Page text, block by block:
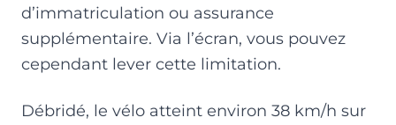
d’immatriculation ou assurance
supplémentaire. Via l’écran, vous pouvez
cependant lever cette limitation.
Débridé, le vélo atteint environ 38 km/h sur